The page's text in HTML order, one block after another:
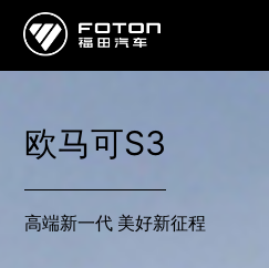
欧马可S3
高端新一代 美好新征程